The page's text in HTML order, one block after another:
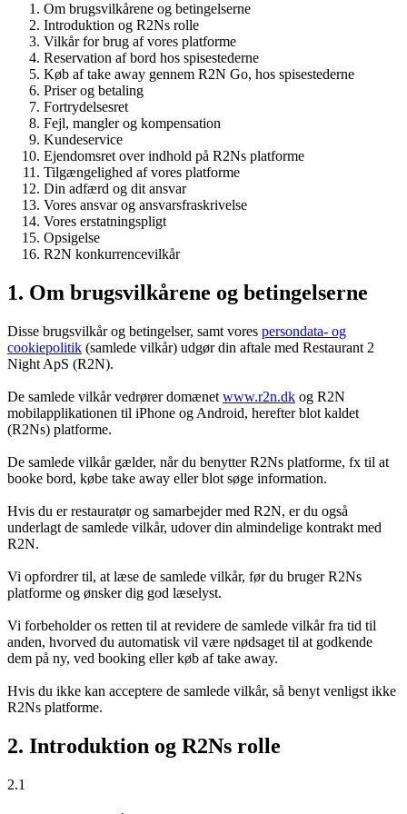
Om brugsvilkårene og betingelserne
Introduktion og R2Ns rolle
Vilkår for brug af vores platforme
Reservation af bord hos spisestederne
Køb af take away gennem R2N Go, hos spisestederne
Priser og betaling
Fortrydelsesret
Fejl, mangler og kompensation
Kundeservice
Ejendomsret over indhold på R2Ns platforme
Tilgængelighed af vores platforme
Din adfærd og dit ansvar
Vores ansvar og ansvarsfraskrivelse
Vores erstatningspligt
Opsigelse
R2N konkurrencevilkår
1. Om brugsvilkårene og betingelserne
Disse brugsvilkår og betingelser, samt vores persondata- og
cookiepolitik (samlede vilkår) udgør din aftale med Restaurant 2
Night ApS (R2N).
De samlede vilkår vedrører domænet www.r2n.dk og R2N
mobilapplikationen til iPhone og Android, herefter blot kaldet
(R2Ns) platforme.
De samlede vilkår gælder, når du benytter R2Ns platforme, fx til at
booke bord, købe take away eller blot søge information.
Hvis du er restauratør og samarbejder med R2N, er du også
underlagt de samlede vilkår, udover din almindelige kontrakt med
R2N.
Vi opfordrer til, at læse de samlede vilkår, før du bruger R2Ns
platforme og ønsker dig god læselyst.
Vi forbeholder os retten til at revidere de samlede vilkår fra tid til
anden, hvorved du automatisk vil være nødsaget til at godkende
dem på ny, ved booking eller køb af take away.
Hvis du ikke kan acceptere de samlede vilkår, så benyt venligst ikke
R2Ns platforme.
2. Introduktion og R2Ns rolle
2.1